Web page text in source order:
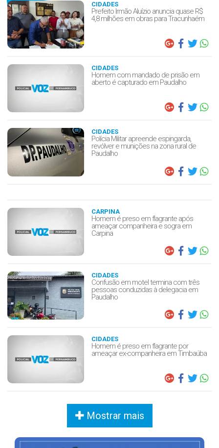
CIDADES
Prefeito Irmão Aluízio anuncia quase R$
4,8 milhões em obras para Tracunhaém
CIDADES
Homem com mandado de prisão em
aberto é capturado em Paudalho
CIDADES
Polícia Militar apreende espingarda,
revólver e munições na zona rural de
Paudalho
CARPINA
Homem é preso em flagrante após
ameaçar companheira e sogra em
Carpina
CIDADES
Confusão em motel termina com três
pessoas conduzidas à delegacia em
Paudalho
CIDADES
Homem é preso em flagrante por
ameaçar ex-companheira em Timbaúba
Mostrar mais